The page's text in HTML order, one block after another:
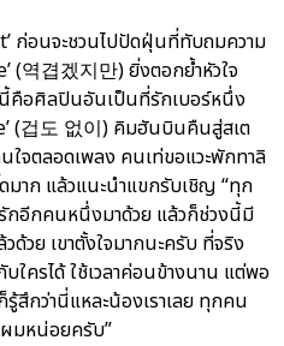
ก่อนจะชวนไปปัดฝุ่นที่ทับถมความ
(역겹겠지만) ยิ่งตอกย้ำหัวใจ
อศิลปินอันเป็นที่รักเบอร์หนึ่ง
(겁도 없이) คิมฮันบินคืนสู่สเต
ใจตลอดเพลง คนเท่ขอแวะพักทาลิ
มาก แล้วแนะนำแขกรับเชิญ “ทุก
อีกคนหนึ่งมาด้วย แล้วก็ช่วงนี้มี
ด้วย เขาตั้งใจมากนะครับ ที่จริง
ครได้ ใช้เวลาค่อนข้างนาน แต่พอ
สึกว่านี่แหละน้องเราเลย ทุกคน
มหน่อยครับ”